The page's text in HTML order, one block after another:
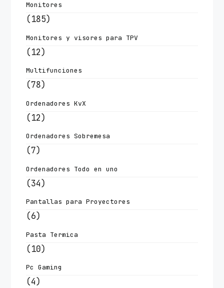
Monitores
(185)
Monitores y visores para TPV
(12)
Multifunciones
(78)
Ordenadores KvX
(12)
Ordenadores Sobremesa
(7)
Ordenadores Todo en uno
(34)
Pantallas para Proyectores
(6)
Pasta Termica
(10)
Pc Gaming
(4)